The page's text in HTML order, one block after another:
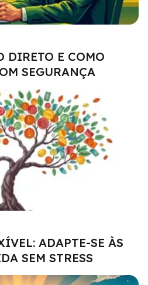
DIRETO E COMO
SEGURANÇA
ADAPTE-SE ÀS
SEM STRESS